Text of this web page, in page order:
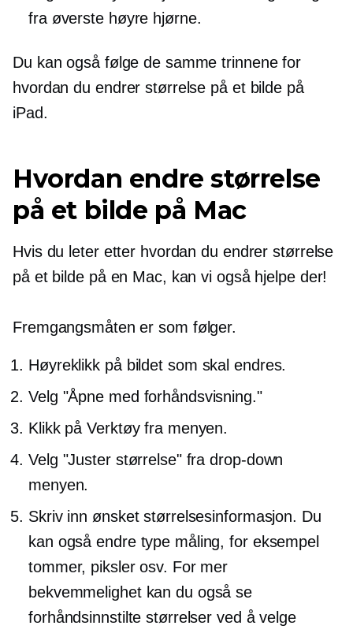
fra øverste høyre hjørne.
Du kan også følge de samme trinnene for
hvordan du endrer størrelse på et bilde på
iPad.
Hvordan endre størrelse
på et bilde på Mac
Hvis du leter etter hvordan du endrer størrelse
på et bilde på en Mac, kan vi også hjelpe der!
Fremgangsmåten er som følger.
Høyreklikk på bildet som skal endres.
Velg "Åpne med forhåndsvisning."
Klikk på Verktøy fra menyen.
Velg "Juster størrelse" fradrop-down
menyen.
Skriv inn ønsket størrelsesinformasjon. Du
kan også endre type måling, for eksempel
tommer, piksler osv. For mer
bekvemmelighet kan du også se
forhåndsinnstilte størrelser ved å velge